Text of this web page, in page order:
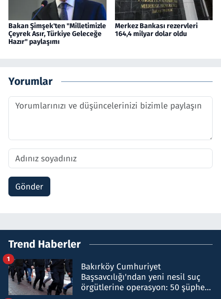
Bakan Şimşek'ten "Milletimizle
Çeyrek Asır, Türkiye Geleceğe
Hazır" paylaşımı
Merkez Bankası rezervleri
164,4 milyar dolar oldu
Yorumlar
Gönder
Trend Haberler
Bakırköy Cumhuriyet
Başsavcılığı'ndan yeni nesil suç
örgütlerine operasyon: 50 şüpheli
1